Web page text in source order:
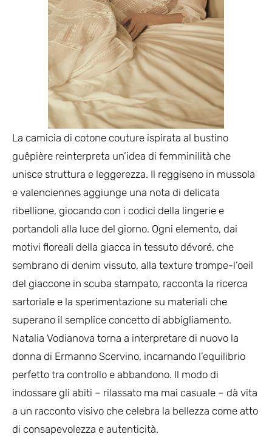
La camicia di cotone couture ispirata al bustino
guêpière reinterpreta un’idea di femminilità che
unisce struttura e leggerezza. Il reggiseno in mussola
e valenciennes aggiunge una nota di delicata
ribellione, giocando con i codici della lingerie e
portandoli alla luce del giorno. Ogni elemento, dai
motivi floreali della giacca in tessuto dévoré, che
sembrano di denim vissuto, alla texture trompe-l’oeil
del giaccone in scuba stampato, racconta la ricerca
sartoriale e la sperimentazione su materiali che
superano il semplice concetto di abbigliamento.
Natalia Vodianova torna a interpretare di nuovo la
donna di Ermanno Scervino, incarnando l’equilibrio
perfetto tra controllo e abbandono. Il modo di
indossare gli abiti – rilassato ma mai casuale – dà vita
a un racconto visivo che celebra la bellezza come atto
di consapevolezza e autenticità.